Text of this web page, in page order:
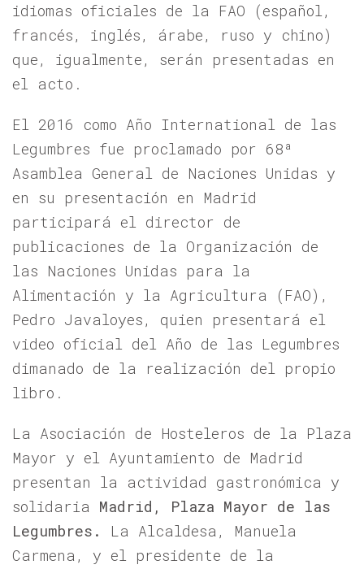
idiomas oficiales de la FAO (español,
francés, inglés, árabe, ruso y chino)
que, igualmente, serán presentadas en
el acto.
El 2016 como Año International de las
Legumbres fue proclamado por 68ª
Asamblea General de Naciones Unidas y
en su presentación en Madrid
participará el director de
publicaciones de la Organización de
las Naciones Unidas para la
Alimentación y la Agricultura (FAO),
Pedro Javaloyes, quien presentará el
video oficial del Año de las Legumbres
dimanado de la realización del propio
libro.
La Asociación de Hosteleros de la Plaza
Mayor y el Ayuntamiento de Madrid
presentan la actividad gastronómica y
solidaria Madrid, Plaza Mayor de las
Legumbres. La Alcaldesa, Manuela
Carmena, y el presidente de la